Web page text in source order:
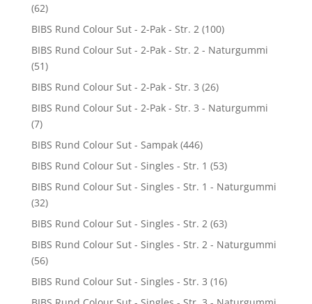
(62)
BIBS Rund Colour Sut - 2-Pak - Str. 2 (100)
BIBS Rund Colour Sut - 2-Pak - Str. 2 - Naturgummi
(51)
BIBS Rund Colour Sut - 2-Pak - Str. 3 (26)
BIBS Rund Colour Sut - 2-Pak - Str. 3 - Naturgummi
(7)
BIBS Rund Colour Sut - Sampak (446)
BIBS Rund Colour Sut - Singles - Str. 1 (53)
BIBS Rund Colour Sut - Singles - Str. 1 - Naturgummi
(32)
BIBS Rund Colour Sut - Singles - Str. 2 (63)
BIBS Rund Colour Sut - Singles - Str. 2 - Naturgummi
(56)
BIBS Rund Colour Sut - Singles - Str. 3 (16)